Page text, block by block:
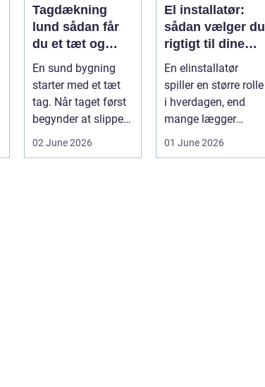
Tagdækning
lund sådan får
du et tæt og
holdbart tag
En sund bygning
starter med et tæt
tag. Når taget først
begynder at slippe
02 June 2026
El installatør:
sådan vælger du
rigtigt til dine
elinstallationer
En elinstallatør
spiller en større rolle
i hverdagen, end
mange lægger
01 June 2026